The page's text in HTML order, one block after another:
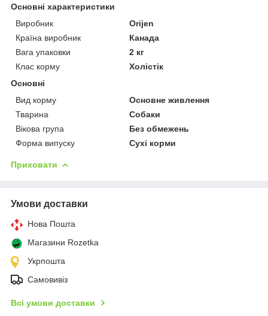
Основні характеристики
Виробник
Orijen
Країна виробник
Канада
Вага упаковки
2 кг
Клас корму
Холістік
Основні
Вид корму
Основне живлення
Тварина
Собаки
Вікова група
Без обмежень
Форма випуску
Сухі корми
Приховати
Умови доставки
Нова Пошта
Магазини Rozetka
Укрпошта
Самовивіз
Всі умови доставки